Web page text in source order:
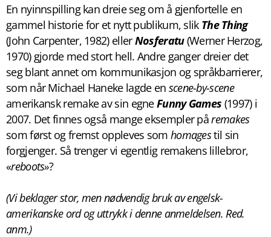
En nyinnspilling kan dreie seg om å gjenfortelle en
gammel historie for et nytt publikum, slik The Thing
(John Carpenter, 1982) ellerNosferatu(Werner Herzog,
1970) gjorde med stort hell. Andre ganger dreier det
seg blant annet om kommunikasjon og språkbarrierer,
som når Michael Haneke lagde en scene-by-scene
amerikansk remake av sin egneFunny Games (1997) i
2007. Det finnes også mange eksempler påremakes
som først og fremst oppleves som homagestil sin
forgjenger. Så trenger vi egentlig remakens lillebror,
«reboots»?
(Vi beklager stor, men nødvendig bruk av engelsk-
amerikanske ord og uttrykk i denne anmeldelsen. Red.
anm.)